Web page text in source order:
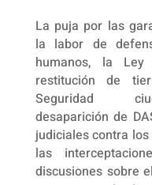
La puja por las
la labor de
humanos, la
restitución de
Seguridad
desaparición de
judiciales contra
las
discusiones sobre